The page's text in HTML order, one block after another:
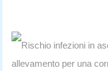
Rischio infezioni in
allevamento per una